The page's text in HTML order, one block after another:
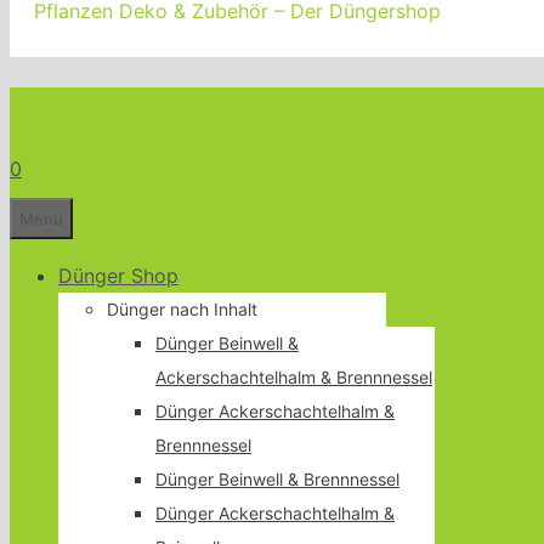
Pflanzen Deko & Zubehör – Der Düngershop
0
Dünger Shop
Dünger nach Inhalt
Dünger Beinwell &
Ackerschachtelhalm & Brennnessel
Dünger Ackerschachtelhalm &
Brennnessel
Dünger Beinwell & Brennnessel
Dünger Ackerschachtelhalm &